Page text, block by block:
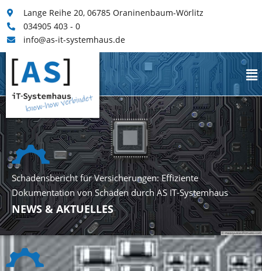
Lange Reihe 20, 06785 Oraninenbaum-Wörlitz
034905 403 - 0
info@as-it-systemhaus.de
Schadensbericht für Versicherungen: Effiziente
Dokumentation von Schäden durch AS IT-Systemhaus
NEWS & AKTUELLES